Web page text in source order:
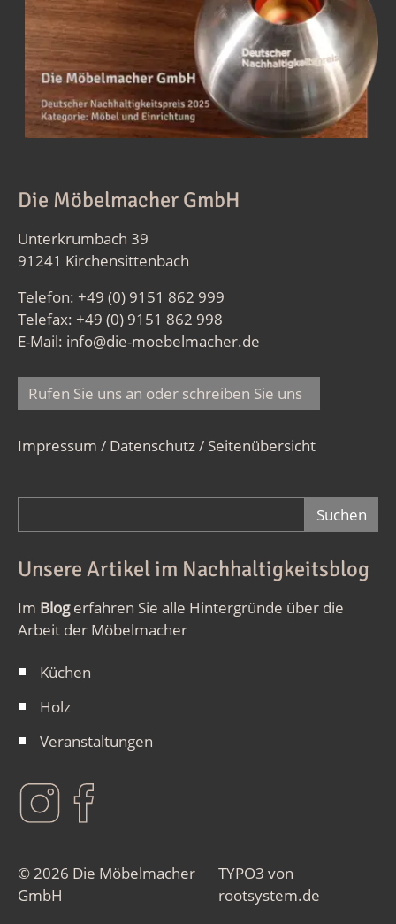
Die Möbelmacher GmbH
Unterkrumbach 39
91241 Kirchensittenbach
Telefon: +49 (0) 9151 862 999
Telefax: +49 (0) 9151 862 998
E-Mail: info@die-moebelmacher.de
Rufen Sie uns an oder schreiben Sie uns
Impressum / Datenschutz/ Seitenübersicht
Unsere Artikel im Nachhaltigkeitsblog
Im Blogerfahren Sie alle Hintergründe über die
Arbeit der Möbelmacher
Küchen
Holz
Veranstaltungen
© 2026 Die Möbelmacher
GmbH
TYPO3 von
rootsystem.de